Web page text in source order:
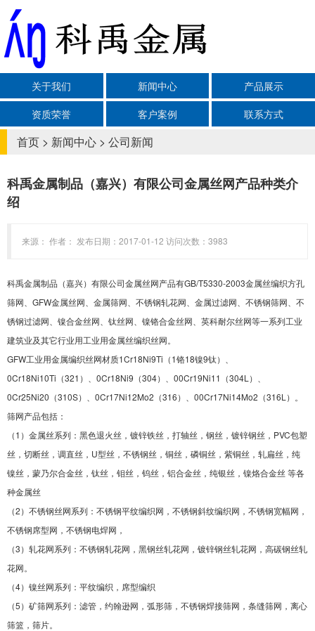
关于我们 新闻中心
产品展示
资质荣誉
客户案例 联系方式
首页 > 新闻中心 > 公司新闻
科禹金属制品（嘉兴）有限公司金属丝网产品种类介
绍
来源： 作者： 发布日期：2017-01-12 访问次数：3983
科禹金属制品（嘉兴）有限公司金属丝网产品有GB/T5330-2003金属丝编织方孔
筛网、GFW金属丝网 、金属筛网、不锈钢轧花网、金属过滤网、不锈钢筛网、不
锈钢过滤网、镍合金丝网、钛丝网、镍铬合金丝网、英科耐尔丝网等一系列工业
建筑业及其它行业用工业用金属丝编织丝网。
GFW工业用金属编织丝网材质1Cr18Ni9Ti（1铬18镍9钛）、
0Cr18Ni10Ti（321）、0Cr18Ni9（304）、00Cr19Ni11（304L）、
0Cr25Ni20（310S）、0Cr17Ni12Mo2（316）、00Cr17Ni14Mo2（316L）。
筛网产品包括：
（1）金属丝系列：黑色退火丝，镀锌铁丝，打轴丝，钢丝，镀锌钢丝，PVC包塑
丝，切断丝，调直丝，U型丝，不锈钢丝，铜丝，磷铜丝，紫铜丝，轧扁丝，纯
镍丝，蒙乃尔合金丝，钛丝，钼丝，钨丝，铝合金丝，纯银丝，镍烙合金丝 等各
种金属丝
（2）不锈钢丝网系列：不锈钢平纹编织网，不锈钢斜纹编织网，不锈钢宽幅网，
不锈钢席型网，不锈钢电焊网，
（3）轧花网系列：不锈钢轧花网，黑钢丝轧花网，镀锌钢丝轧花网，高碳钢丝轧
花网。
（4）镍丝网系列：平纹编织，席型编织
（5）矿筛网系列：滤管，约翰逊网，弧形筛，不锈钢焊接筛网，条缝筛网，离心
筛篮，筛片。